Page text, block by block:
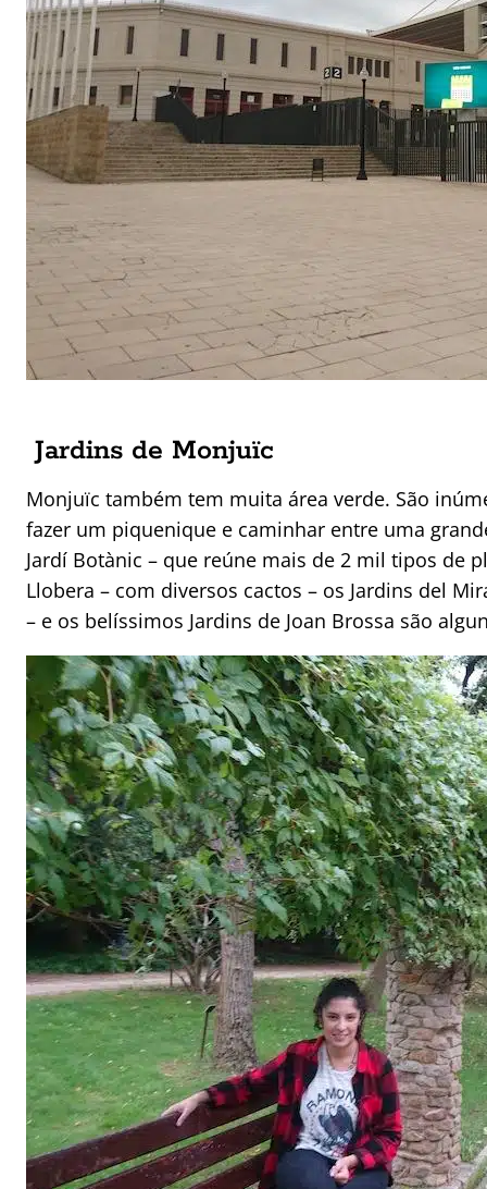
Jardins de Monjuïc
Monjuïc também tem muita área verde. São
fazer um piquenique e caminhar entre uma
Jardí Botànic – que reúne mais de 2 mil tipos de
Llobera – com diversos cactos – os Jardins del
– e os belíssimos Jardins de Joan Brossa são